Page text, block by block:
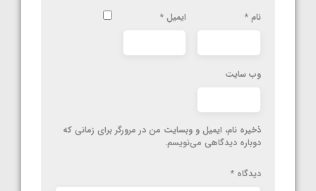
نام * ایمیل *
وب‌ سایت
ذخیره نام، ایمیل و وبسایت من در مرورگر برای زمانی که
دوباره دیدگاهی می‌نویسم.
دیدگاه *